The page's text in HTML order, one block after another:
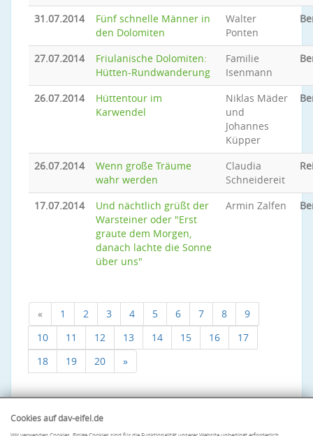
31.07.2014
Fünf schnelle Männer in
den Dolomiten
Walter
Ponten
27.07.2014
Friulanische Dolomiten:
Hütten-Rundwanderung
Familie
Isenmann
26.07.2014
Hüttentour im
Karwendel
Niklas Mäder
und
Johannes
Küpper
26.07.2014
Wenn große Träume
wahr werden
Claudia
Schneidereit
17.07.2014
Und nächtlich grüßt der
Warsteiner oder "Erst
graute dem Morgen,
danach lachte die Sonne
über uns"
Armin Zalfen
« 1 2 3 4 5 6 7 8
9
10
11 12 13 14 15 16
17
18
19 20 »
Cookies auf dav-eifel.de